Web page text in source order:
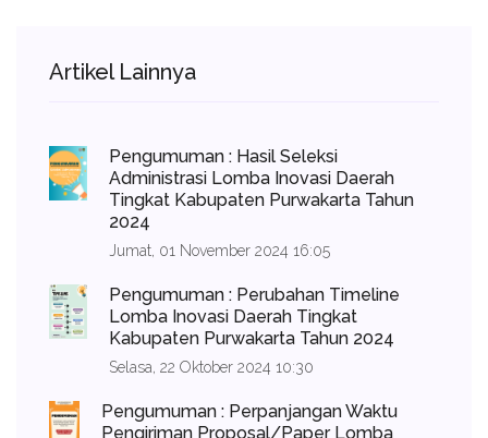
Artikel Lainnya
Pengumuman : Hasil Seleksi
Administrasi Lomba Inovasi Daerah
Tingkat Kabupaten Purwakarta Tahun
2024
Jumat, 01 November 2024 16:05
Pengumuman : Perubahan Timeline
Lomba Inovasi Daerah Tingkat
Kabupaten Purwakarta Tahun 2024
Selasa, 22 Oktober 2024 10:30
Pengumuman : Perpanjangan Waktu
Pengiriman Proposal/Paper Lomba